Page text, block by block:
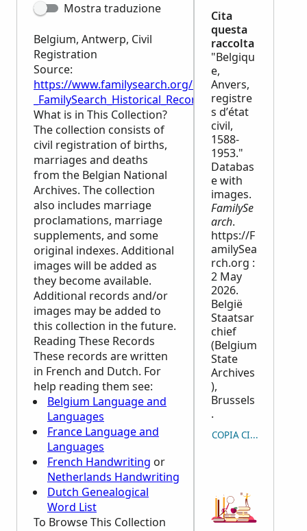
Mostra traduzione
Belgium, Antwerp, Civil
Registration
Source:
https://www.familysearch.org/en/wiki/
_FamilySearch_Historical_Records
What is in This Collection?
The collection consists of
civil registration of births,
marriages and deaths
from the Belgian National
Archives. The collection
also includes marriage
proclamations, marriage
supplements, and some
original indexes. Additional
images will be added as
they become available.
Additional records and/or
images may be added to
this collection in the future.
Reading These Records
These records are written
in French and Dutch. For
help reading them see:
Belgium Language and
Languages
France Language and
Languages
French Handwriting or
Netherlands Handwriting
Dutch Genealogical
Word List
To Browse This Collection
Cita
questa
raccolta
"Belgiqu
e,
Anvers,
registre
s d’état
civil,
1588-
1953."
Databas
e with
images.
FamilySe
arch.
https://F
amilySea
rch.org :
2 May
2026.
België
Staatsar
chief
(Belgium
State
Archives
),
Brussels
.
COPIA CITAZIONE